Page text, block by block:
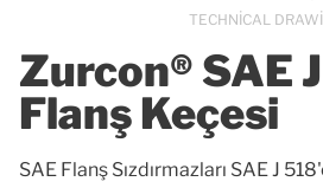
Zurcon® SAE
Flanş Keçesi
SAE Flanş Sızdırmazları SAE J
TECHNICAL